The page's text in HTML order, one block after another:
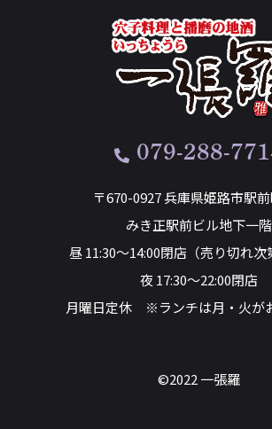
079-288-
〒670-0927 兵庫県姫路市駅
みき正駅前ビル地下一階
昼 11:30～14:00閉店（売り切れ
夜 17:30～22:00閉店
月曜日定休 ※ランチは月・火が
©2022 一張羅